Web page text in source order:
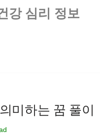
강 심리 정보
미하는 꿈 풀이